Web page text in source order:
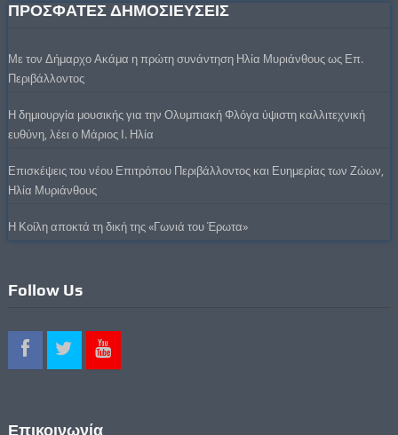
ΠΡΟΣΦΑΤΕΣ ΔΗΜΟΣΙΕΥΣΕΙΣ
Με τον Δήμαρχο Ακάμα η πρώτη συνάντηση Ηλία Μυριάνθους ως Επ.
Περιβάλλοντος
Η δημιουργία μουσικής για την Ολυμπιακή Φλόγα ύψιστη καλλιτεχνική
ευθύνη, λέει ο Μάριος Ι. Ηλία
Επισκέψεις του νέου Επιτρόπου Περιβάλλοντος και Ευημερίας των Ζώων,
Ηλία Μυριάνθους
Η Κοίλη αποκτά τη δική της «Γωνιά του Έρωτα»
Follow Us
Επικοινωνία